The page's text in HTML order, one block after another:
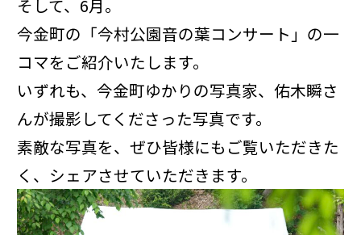
そして、6月。
今金町の「今村公園音の葉コンサート」の一
コマをご紹介いたします。
いずれも、今金町ゆかりの写真家、佑木瞬さ
んが撮影してくださった写真です。
素敵な写真を、ぜひ皆様にもご覧いただきた
く、シェアさせていただきます。